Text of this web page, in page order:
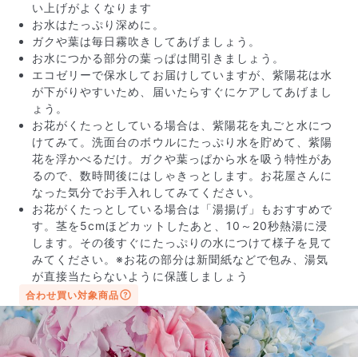
きな時に好きな花をご注文いただけます。
Q. 配送できないエリアはありますか？
ただいま沖縄・離島エリアへの配送には対応しておりませ
ん。ご了承ください。
Q. 配送日時は指定できますか？
お花をベストなタイミングで発送しているため、お届け日の
指定はできません。受け取り時間帯は、発送後にクロネコヤ
マトのアプリから変更可能です。
Q. 注文後にキャンセルできますか？
ご注文後一定時間内であればキャンセル可能です。
い上げがよくなります
お水はたっぷり深めに。
ガクや葉は毎日霧吹きしてあげましょう。
お水につかる部分の葉っぱは間引きましょう。
エコゼリーで保水してお届けしていますが、紫陽花は水
が下がりやすいため、届いたらすぐにケアしてあげまし
ょう。
お花がくたっとしている場合は、紫陽花を丸ごと水につ
けてみて。洗面台のボウルにたっぷり水を貯めて、紫陽
花を浮かべるだけ。ガクや葉っぱから水を吸う特性があ
るので、数時間後にはしゃきっとします。お花屋さんに
なった気分でお手入れしてみてください。
お花がくたっとしている場合は「湯揚げ」もおすすめで
す。茎を5cmほどカットしたあと、10～20秒熱湯に浸
します。その後すぐにたっぷりの水につけて様子を見て
みてください。※お花の部分は新聞紙などで包み、湯気
が直接当たらないように保護しましょう
合わせ買い対象商品